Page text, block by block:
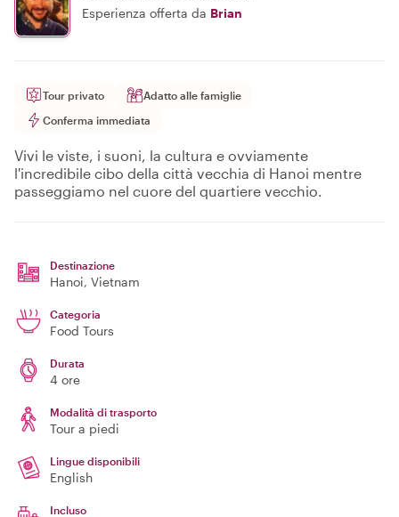
Esperienza offerta da Brian
Tour privato
Adatto alle famiglie
Conferma immediata
Vivi le viste, i suoni, la cultura e ovviamente
l'incredibile cibo della città vecchia di Hanoi mentre
passeggiamo nel cuore del quartiere vecchio.
Destinazione
Hanoi, Vietnam
Categoria
Food Tours
Durata
4 ore
Modalità di trasporto
Tour a piedi
Lingue disponibili
English
Incluso